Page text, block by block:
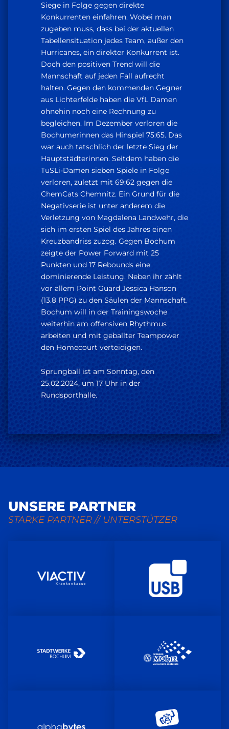
Siege in Folge gegen direkte
Konkurrenten einfahren. Wobei man
zugeben muss, dass bei der aktuellen
Tabellensituation jedes Team, außer den
Hurricanes, ein direkter Konkurrent ist.
Doch den positiven Trend will die
Mannschaft auf jeden Fall aufrecht
halten. Gegen den kommenden Gegner
aus Lichterfelde haben die VfL Damen
ohnehin noch eine Rechnung zu
begleichen. Im Dezember verloren die
Bochumerinnen das Hinspiel 75:65. Das
war auch tatschlich der letzte Sieg der
Hauptstädterinnen. Seitdem haben die
TuSLi-Damen sieben Spiele in Folge
verloren, zuletzt mit 69:62 gegen die
ChemCats Chemnitz. Ein Grund für die
Negativserie ist unter anderem die
Verletzung von Magdalena Landwehr, die
sich im ersten Spiel des Jahres einen
Kreuzbandriss zuzog. Gegen Bochum
zeigte der Power Forward mit 25
Punkten und 17 Rebounds eine
dominierende Leistung. Neben ihr zählt
vor allem Point Guard Jessica Hanson
(13.8 PPG) zu den Säulen der Mannschaft.
Bochum will in der Trainingswoche
weiterhin am offensiven Rhythmus
arbeiten und mit geballter Teampower
den Homecourt verteidigen.
Sprungball ist am Sonntag, den
25.02.2024, um 17 Uhr in der
Rundsporthalle.
UNSERE PARTNER
STARKE PARTNER // UNTERSTÜTZER